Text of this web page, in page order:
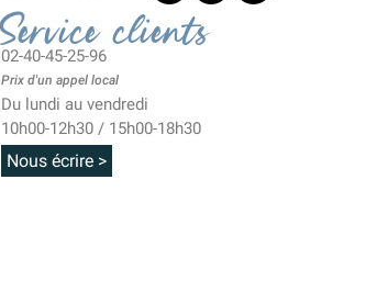
Service clients
02-40-45-25-96
Prix d'un appel local
Du lundi au vendredi
10h00-12h30 / 15h00-18h30
Nous écrire >